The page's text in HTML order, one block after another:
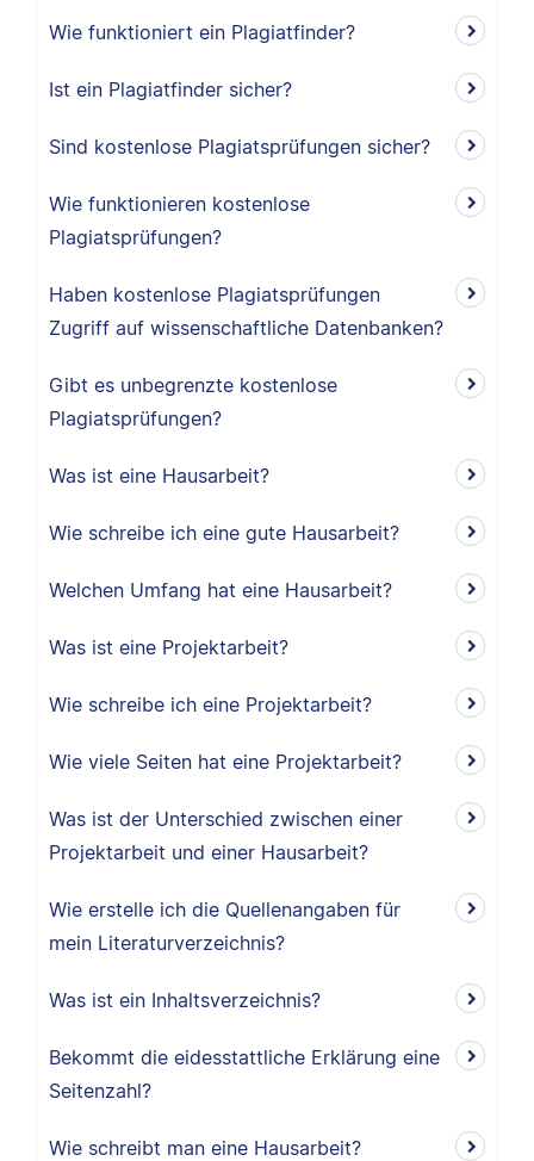
Wie funktioniert ein Plagiatfinder?
Ist ein Plagiatfinder sicher?
Sind kostenlose Plagiatsprüfungen sicher?
Wie funktionieren kostenlose
Plagiatsprüfungen?
Haben kostenlose Plagiatsprüfungen
Zugriff auf wissenschaftliche Datenbanken?
Gibt es unbegrenzte kostenlose
Plagiatsprüfungen?
Was ist eine Hausarbeit?
Wie schreibe ich eine gute Hausarbeit?
Welchen Umfang hat eine Hausarbeit?
Was ist eine Projektarbeit?
Wie schreibe ich eine Projektarbeit?
Wie viele Seiten hat eine Projektarbeit?
Was ist der Unterschied zwischen einer
Projektarbeit und einer Hausarbeit?
Wie erstelle ich die Quellenangaben für
mein Literaturverzeichnis?
Was ist ein Inhaltsverzeichnis?
Bekommt die eidesstattliche Erklärung eine
Seitenzahl?
Wie schreibt man eine Hausarbeit?